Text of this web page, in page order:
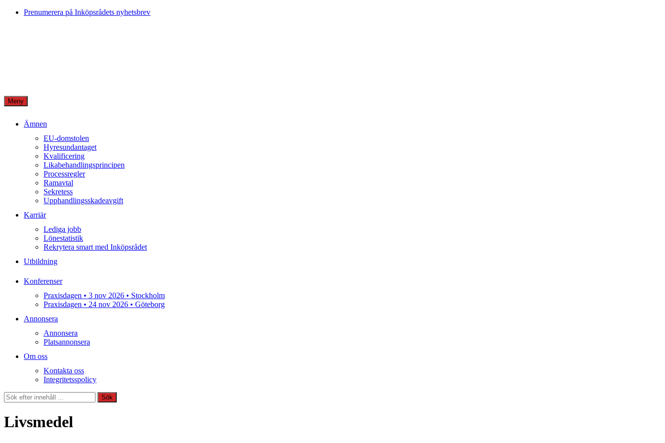
Skip
Prenumerera på Inköpsrådets nyhetsbrev
Meny
Ämnen
EU-domstolen
Hyresundantaget
Kvalificering
Likabehandlingsprincipen
Processregler
Ramavtal
Sekretess
Upphandlingsskadeavgift
Karriär
Lediga jobb
Lönestatistik
Rekrytera smart med Inköpsrådet
Utbildning
Konferenser
Praxisdagen • 3 nov 2026 • Stockholm
Praxisdagen • 24 nov 2026 • Göteborg
Annonsera
Annonsera
Platsannonsera
Om oss
Kontakta oss
Integritetsspolicy
Sök
Sök
Livsmedel